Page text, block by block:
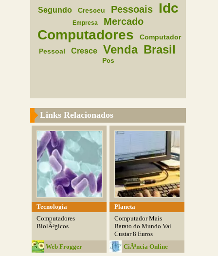
Segundo Cresceu Pessoais Idc
Empresa Mercado
Computadores
Computador
Pessoal
Cresce Venda Brasil
Pcs
Links Relacionados
Tecnologia
Computadores
BiolÃ³gicos
Web Frogger
Planeta
Computador Mais
Barato do Mundo Vai
Custar 8 Euros
CiÃªncia Online